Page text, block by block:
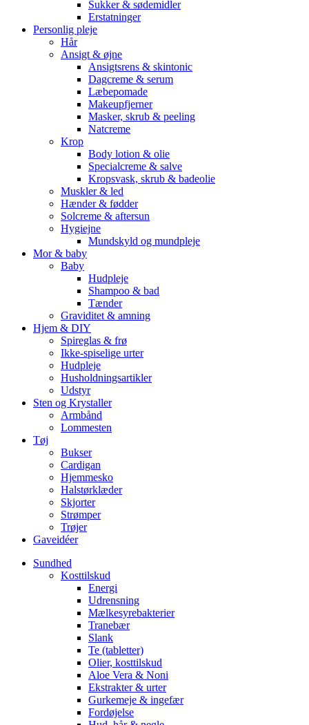
Sukker & sødemidler
Erstatninger
Personlig pleje
Hår
Ansigt & øjne
Ansigtsrens & skintonic
Dagcreme & serum
Læbepomade
Makeupfjerner
Masker, skrub & peeling
Natcreme
Krop
Body lotion & olie
Specialcreme & salve
Kropsvask, skrub & badeolie
Muskler & led
Hænder & fødder
Solcreme & aftersun
Hygiejne
Mundskyld og mundpleje
Mor & baby
Baby
Hudpleje
Shampoo & bad
Tænder
Graviditet & amning
Hjem & DIY
Spireglas & frø
Ikke-spiselige urter
Hudpleje
Husholdningsartikler
Udstyr
Sten og Krystaller
Armbånd
Lommesten
Tøj
Bukser
Cardigan
Hjemmesko
Halstørklæder
Skjorter
Strømper
Trøjer
Gaveidéer
Sundhed
Kosttilskud
Energi
Udrensning
Mælkesyrebakterier
Tranebær
Slank
Te (tabletter)
Olier, kosttilskud
Aloe Vera & Noni
Ekstrakter & urter
Gurkemeje & ingefær
Fordøjelse